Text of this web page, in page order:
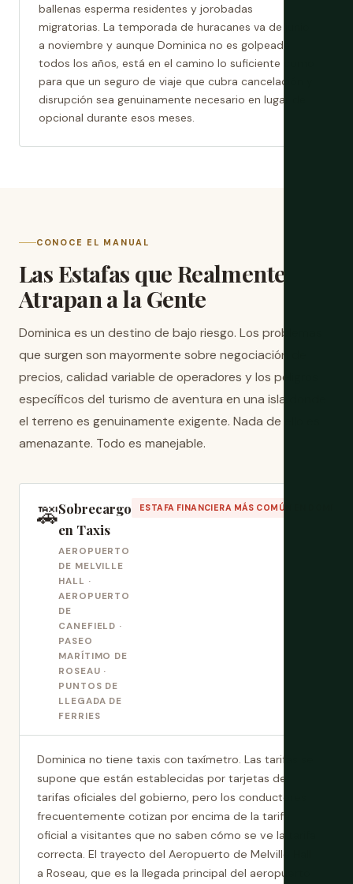
ballenas esperma residentes y jorobadas
migratorias. La temporada de huracanes va de junio
a noviembre y aunque Dominica no es golpeada
todos los años, está en el camino lo suficiente como
para que un seguro de viaje que cubra cancelación y
disrupción sea genuinamente necesario en lugar de
opcional durante esos meses.
CONOCE EL MANUAL
Las Estafas que Realmente
Atrapan a la Gente
Dominica es un destino de bajo riesgo. Los problemas
que surgen son mayormente sobre negociación de
precios, calidad variable de operadores y los peligros
específicos del turismo de aventura en una isla donde
el terreno es genuinamente exigente. Nada de ello es
amenazante. Todo es manejable.
🚕Sobrecargo
en Taxis
AEROPUERTO
DE MELVILLE
HALL ·
AEROPUERTO
DE
CANEFIELD ·
PASEO
MARÍTIMO DE
ROSEAU ·
PUNTOS DE
LLEGADA DE
FERRIES
ESTAFA FINANCIERA MÁS COMÚN EN
Dominica no tiene taxis con taxímetro. Las tarifas se
supone que están establecidas por tarjetas de
tarifas oficiales del gobierno, pero los conductores
frecuentemente cotizan por encima de la tarifa
oficial a visitantes que no saben cómo se ve la tarifa
correcta. El trayecto del Aeropuerto de Melville Hall
a Roseau, que es la llegada principal del aeropuerto